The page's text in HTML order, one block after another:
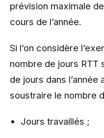
prévision maximale
cours de l’année.
Si l’on considère
nombre de jours RTT
de jours dans l’année
soustraire le nombre
Jours travaillés ;